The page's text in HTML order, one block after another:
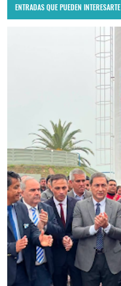
ENTRADAS QUE PUEDEN INTERESARTE